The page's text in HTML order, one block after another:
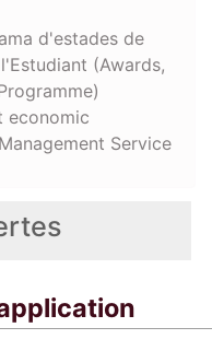
d'estades de
(Awards,
economic
Service